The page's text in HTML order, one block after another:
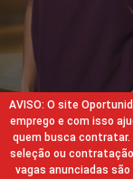
AVISO: O site
emprego e com isso
quem busca contratar.
seleção ou
vagas anunciadas são